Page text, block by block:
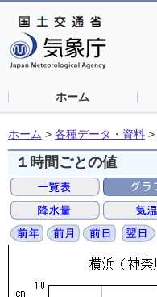
ホーム
ホーム > 各種データ・資料 >
１時間ごとの値